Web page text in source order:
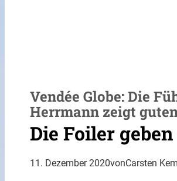
Vendée Globe: Die
Herrmann zeigt
Die Foiler geben
11. Dezember 2020vonCarsten